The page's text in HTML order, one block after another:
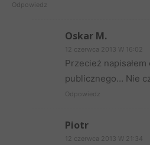
Odpowiedz
Oskar M.
12 czerwca 2013 W 16:02
Przecież
publicznego… Nie
Odpowiedz
Piotr
12 czerwca 2013 W 21:34